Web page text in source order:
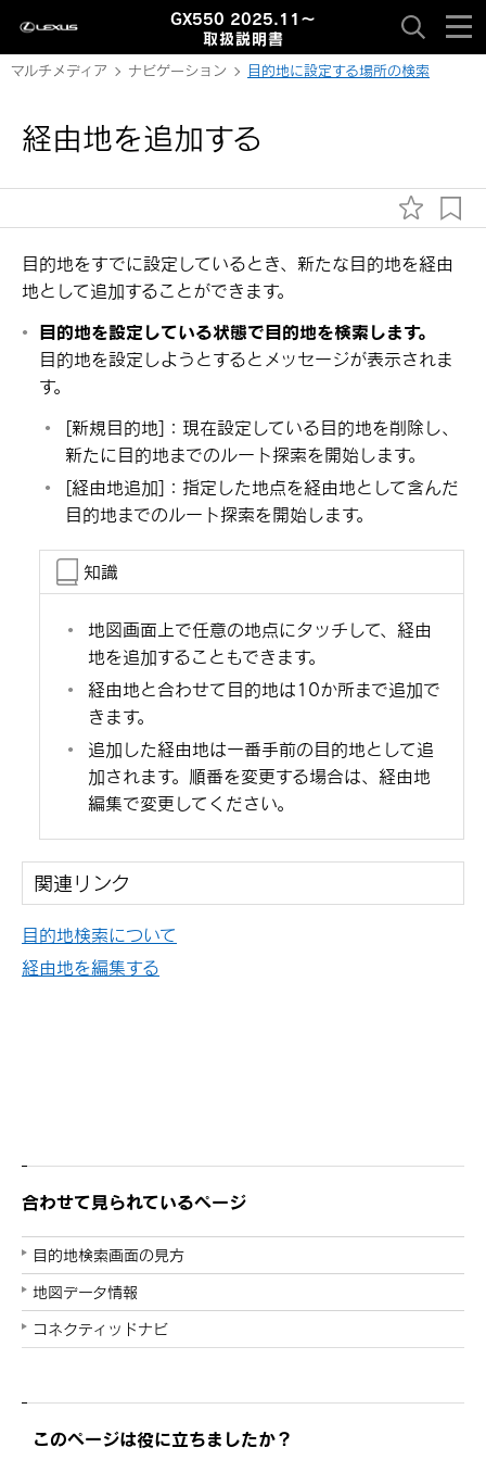
GX550 2025.11～
取扱説明書
マルチメディア ナビゲーション 目的地に設定する場所の検索
経由地を追加する
目的地をすでに設定しているとき、新たな目的地を経由
地として追加することができます。
目的地を設定している状態で目的地を検索します。
目的地を設定しようとするとメッセージが表示されま
す。
[‍新規目的地‍] ：現在設定している目的地を削除し、
新たに目的地までのルート探索を開始します。
[‍経由地追加‍] ：指定した地点を経由地として含んだ
目的地までのルート探索を開始します。
知識
地図画面上で任意の地点にタッチして、経由
地を追加することもできます。
経由地と合わせて目的地は10か所まで追加で
きます。
追加した経由地は一番手前の目的地として追
加されます。順番を変更する場合は、経由地
編集で変更してください。
関連リンク
目的地検索について
経由地を編集する
合わせて見られているページ
目的地検索画面の見方
地図データ情報
コネクティッドナビ
このページは役に立ちましたか？